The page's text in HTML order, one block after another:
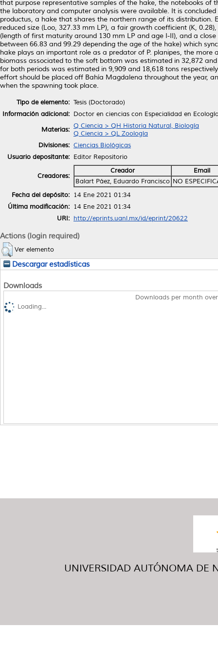
that purpose representative samples of the hake, the notebooks of
the laboratory and computer analysis were available. It is
productus, a hake that shares the northern range of its
reduced size (Loo, 327.33 mm LP), a fair growth coefficient (K,
(length of first maturity around 130 mm LP and age I-II), and a
between 66.83 and 99.29 depending the age of the hake) which
hake plays an important role as a predator of P. planipes, the
biomass associated to the soft bottom was estimated in 32,872
for both periods was estimated in 9,909 and 18,618 tons
effort should be placed off Bahía Magdalena throughout the year,
when the spawning took place.
Tipo de elemento: Tesis (Doctorado)
Información adicional: Doctor en ciencias con Especialidad en
Materias: Q Ciencia > QH Historia Natural, Biología
Q Ciencia > QL Zoología
Divisiones: Ciencias Biológicas
Usuario depositante: Editor Repositorio
Creadores:
Creador
Email
Balart Páez, Eduardo Francisco NO
Fecha del depósito: 14 Ene 2021 01:34
Última modificación: 14 Ene 2021 01:34
URI: http://eprints.uanl.mx/id/eprint/20622
Actions (login required)
Ver elemento
Descargar estadísticas
Downloads
Downloads per month
Loading...
UNIVERSIDAD AUTÓNOMA DE